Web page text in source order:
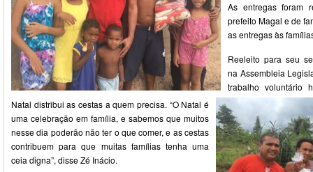
As entregas foram
prefeito Magal e de
as entregas às
Reeleito para seu
na Assembleia
trabalho voluntário
Natal distribui as cestas a quem precisa. “O Natal é
uma celebração em família, e sabemos que muitos
nesse dia poderão não ter o que comer, e as cestas
contribuem para que muitas famílias tenha uma
ceia digna”, disse Zé Inácio.